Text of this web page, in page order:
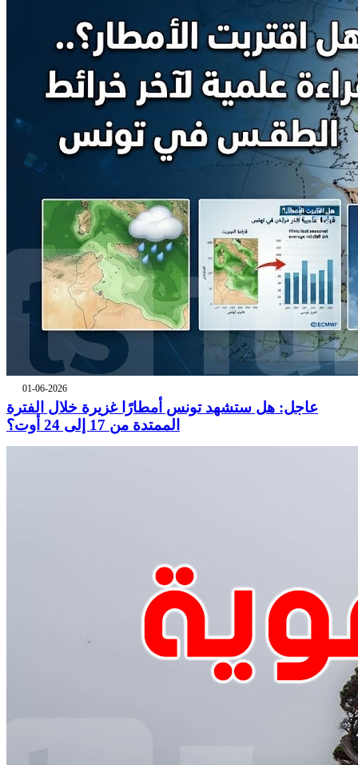
01-06-2026
عاجل: هل ستشهد تونس أمطارًا غزيرة خلال الفترة
الممتدة من 17 إلى 24 أوت؟